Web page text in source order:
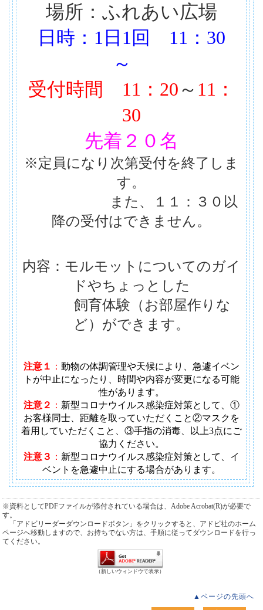
場所：ふれあい広場
日時：1日1回
11：30
～
受付時間
11：20～ 11：
30
先着２０名
※定員になり次第受付を終了しま
す。
また、１１：３０以
降の受付はできません。
内容：モルモットについてのガイ
ドやちょっとした
飼育体験（お部屋作りな
ど）ができます。
注意１ ： 動物の体調管理や天候により、急遽イベン
トが中止になったり、時間や内容が変更になる可能
性があります。
注意２ ： 新型コロナウイルス感染症対策として、①
お客様同士、距離を取っていただくこと②マスクを
着用していただくこと、③手指の消毒、以上3点にご
協力ください。
注意３ ： 新型コロナウイルス感染症対策として、イ
ベントを急遽中止にする場合があります。
※資料としてPDFファイルが添付されている場合は、Adobe Acrobat(R)が必要で
す。
「アドビリーダーダウンロードボタン」をクリックすると、アドビ社のホーム
ページへ移動しますので、お持ちでない方は、手順に従ってダウンロードを行っ
てください。
（新しいウィンドウで表示）
▲ページの先頭へ